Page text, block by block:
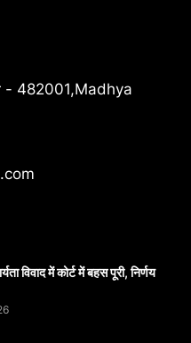
- 482001,Madhya
विवाद में कोर्ट में बहस पूरी, निर्णय